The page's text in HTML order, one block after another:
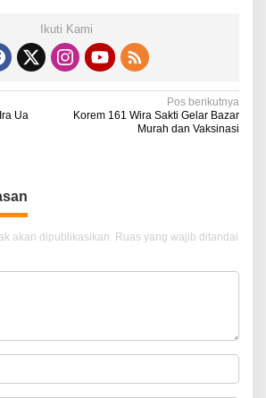
Ikuti Kami
Ua
Pos berikutnya
Korem 161 Wira Sakti Gelar Bazar
Murah dan Vaksinasi
akan dipublikasikan. Ruas yang wajib ditandai